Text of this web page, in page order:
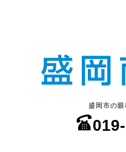
盛岡市の眼